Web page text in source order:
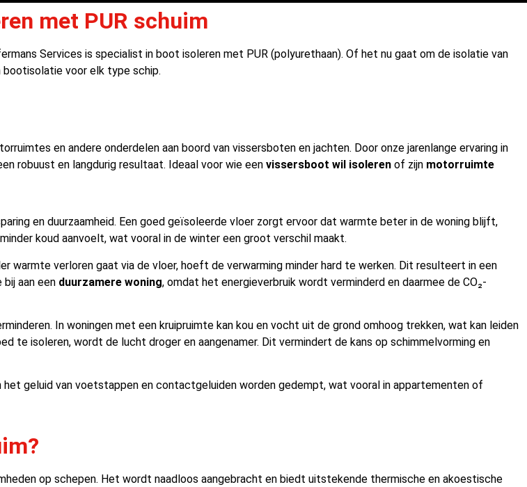
met PUR schuim
Services is specialist in boot isoleren met PUR (polyurethaan). Of het nu gaat om de isolatie van
bootisolatie voor elk type schip.
en andere onderdelen aan boord van vissersboten en jachten. Door onze jarenlange ervaring in
robuust en langdurig resultaat. Ideaal voor wie een vissersboot wil isoleren of zijn motorruimte
en duurzaamheid. Een goed geïsoleerde vloer zorgt ervoor dat warmte beter in de woning blijft,
koud aanvoelt, wat vooral in de winter een groot verschil maakt.
warmte verloren gaat via de vloer, hoeft de verwarming minder hard te werken. Dit resulteert in een
aan een duurzamere woning, omdat het energieverbruik wordt verminderd en daarmee de CO₂-
In woningen met een kruipruimte kan kou en vocht uit de grond omhoog trekken, wat kan leiden
isoleren, wordt de lucht droger en aangenamer. Dit vermindert de kans op schimmelvorming en
het geluid van voetstappen en contactgeluiden worden gedempt, wat vooral in appartementen of
op schepen. Het wordt naadloos aangebracht en biedt uitstekende thermische en akoestische